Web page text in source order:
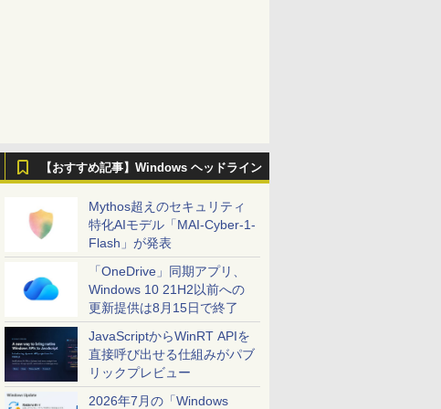
【おすすめ記事】Windows ヘッドライン
Mythos超えのセキュリティ
特化AIモデル「MAI-Cyber-1-
Flash」が発表
「OneDrive」同期アプリ、
Windows 10 21H2以前への
更新提供は8月15日で終了
JavaScriptからWinRT APIを
直接呼び出せる仕組みがパブ
リックプレビュー
2026年7月の「Windows